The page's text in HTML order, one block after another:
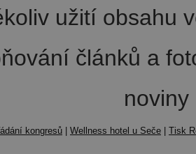
užití obsahu
článků a
kongresů | Wellness hotel u Seče | Tisk